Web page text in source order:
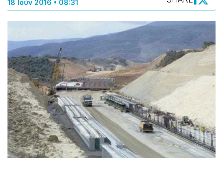
18 Ιούν 2016 • 08:31